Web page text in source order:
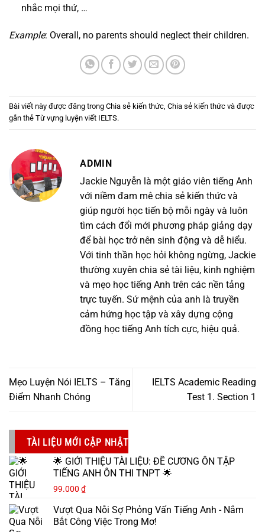
nhắc mọi thứ, …
Example: Overall, no parents should neglect their children.
Bài viết này được đăng trong Chia sẻ kiến thức, Chia sẻ kiến thức và được
gắn thẻ Từ vựng luyện viết IELTS.
ADMIN
Jackie Nguyễn là một giáo viên tiếng Anh
với niềm đam mê chia sẻ kiến thức và
giúp người học tiến bộ mỗi ngày và luôn
tìm cách đổi mới phương pháp giảng dạy
để bài học trở nên sinh động và dễ hiểu.
Với tinh thần học hỏi không ngừng, Jackie
thường xuyên chia sẻ tài liệu, kinh nghiệm
và mẹo học tiếng Anh trên các nền tảng
trực tuyến. Sứ mệnh của anh là truyền
cảm hứng học tập và xây dựng cộng
đồng học tiếng Anh tích cực, hiệu quả.
Mẹo Luyện Nói IELTS – Tăng
Điểm Nhanh Chóng
IELTS Academic Reading
Test 1. Section 1
TÀI LIỆU MỚI CẬP NHẬT
🌟 GIỚI THIỆU TÀI LIỆU: ĐỀ CƯƠNG ÔN TẬP
TIẾNG ANH ÔN THI TNPT 🌟
99.000 ₫
Vượt Qua Nỗi Sợ Phỏng Vấn Tiếng Anh - Nắm
Bắt Công Việc Trong Mơ!